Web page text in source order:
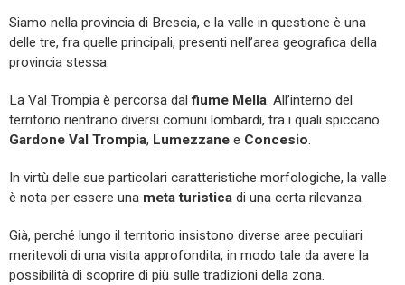
Siamo nella provincia di Brescia, e la valle in questione è una
delle tre, fra quelle principali, presenti nell’area geografica della
provincia stessa.
La Val Trompia è percorsa dalfiume Mella. All’interno del
territorio rientrano diversi comuni lombardi, tra i quali spiccano
Gardone Val Trompia, Lumezzane e Concesio.
In virtù delle sue particolari caratteristiche morfologiche, la valle
è nota per essere una meta turistica di una certa rilevanza.
Già, perché lungo il territorio insistono diverse aree peculiari
meritevoli di una visita approfondita, in modo tale da avere la
possibilità di scoprire di più sulle tradizioni della zona.